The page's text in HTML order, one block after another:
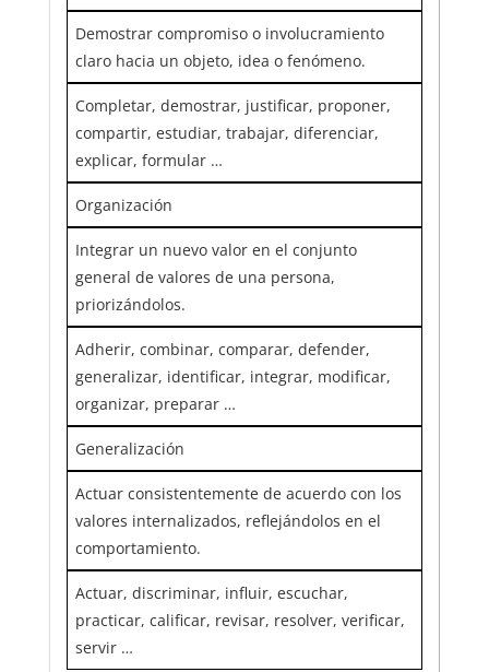
Demostrar compromiso o involucramiento
claro hacia un objeto, idea o fenómeno.
Completar, demostrar, justificar, proponer,
compartir, estudiar, trabajar, diferenciar,
explicar, formular …
Organización
Integrar un nuevo valor en el conjunto
general de valores de una persona,
priorizándolos.
Adherir, combinar, comparar, defender,
generalizar, identificar, integrar, modificar,
organizar, preparar …
Generalización
Actuar consistentemente de acuerdo con los
valores internalizados, reflejándolos en el
comportamiento.
Actuar, discriminar, influir, escuchar,
practicar, calificar, revisar, resolver, verificar,
servir …